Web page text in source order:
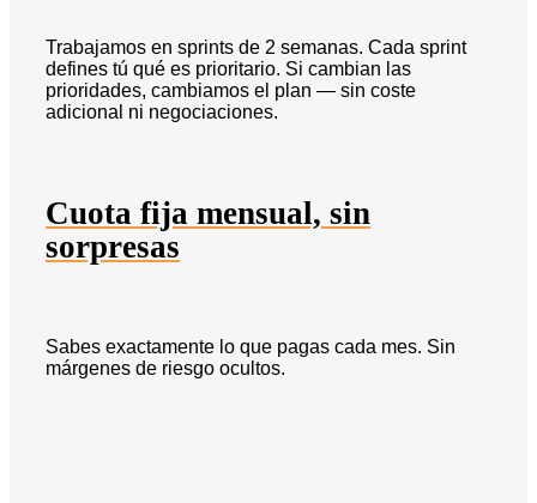
Trabajamos en sprints de 2 semanas. Cada sprint
defines tú qué es prioritario. Si cambian las
prioridades, cambiamos el plan — sin coste
adicional ni negociaciones.
Cuota fija mensual, sin
sorpresas
Sabes exactamente lo que pagas cada mes. Sin
márgenes de riesgo ocultos.